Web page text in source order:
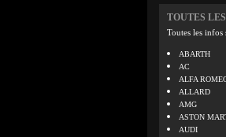
TOUTES
Toutes les infos
ABARTH
AC
ALFA
ALLARD
AMG
ASTON
AUDI